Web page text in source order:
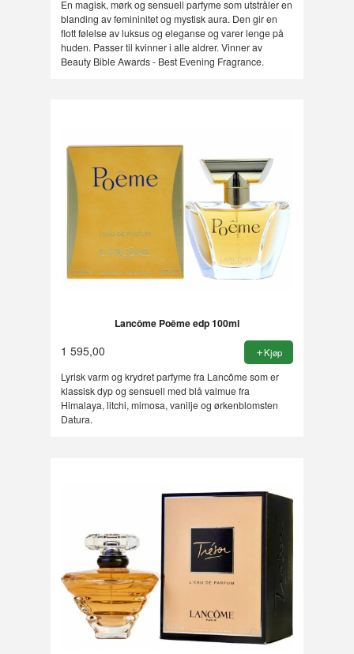
En magisk, mørk og sensuell parfyme som utstråler en
blanding av femininitet og mystisk aura. Den gir en
flott følelse av luksus og eleganse og varer lenge på
huden. Passer til kvinner i alle aldrer. Vinner av
Beauty Bible Awards - Best Evening Fragrance.
Lancôme Poême edp 100ml
1 595,00 Kjøp
Lyrisk varm og krydret parfyme fra Lancôme som er
klassisk dyp og sensuell med blå valmue fra
Himalaya, litchi, mimosa, vanilje og ørkenblomsten
Datura.